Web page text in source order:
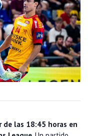
de las 18:45 horas en